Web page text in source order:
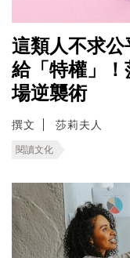
這類人不求
給「特權」
場逆襲術
撰文 莎莉夫人
閱讀文化